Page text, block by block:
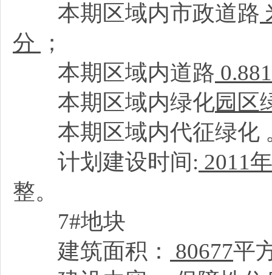
本期区域内市政道路
分
；
本期区域内道路
本期区域内绿化园区
本期区域内代征绿化
计划建设时间: 2011
整。
7#地块
建筑面积：
80677平